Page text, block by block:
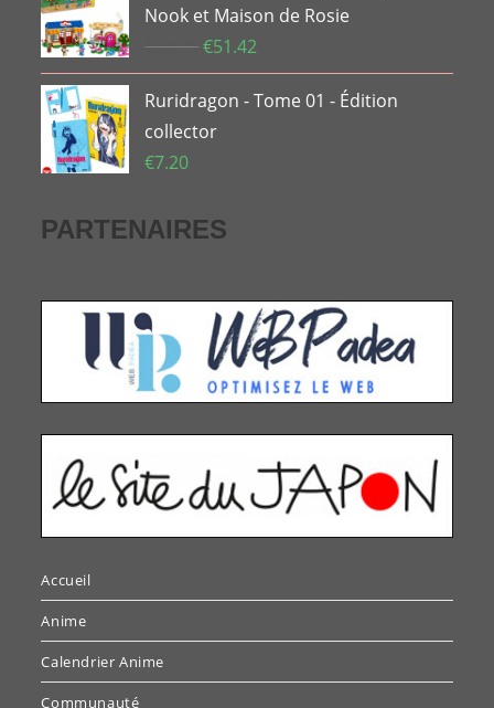
€34.00.€26.80.
Nook et Maison de Rosie
€74.99 Le
prix
initial
était :
€51.42
prix
actuel
Ruridragon - Tome 01 - Édition
collector
€7.20
PARTENAIRES
Accueil
Anime
Calendrier Anime
Communauté